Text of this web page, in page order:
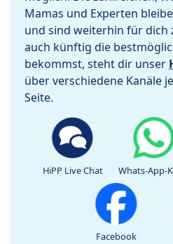
Mamas und Experten
und sind weiterhin für dich
auch künftig die
bekommst, steht dir unser
über verschiedene Kanäle
Seite.
HiPP Live Chat Whats-App-
Facebook